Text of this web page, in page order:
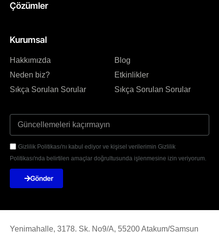
Çözümler
Kurumsal
Hakkımızda
Neden biz?
Sıkça Sorulan Sorular
Blog
Etkinlikler
Sıkça Sorulan Sorular
Gizlilik Politikası'nı kabul ediyor ve kişisel verilerimin Gizlilik
Politikası'nda belirtilen amaçlar doğrultusunda işlenmesine izin veriyorum.
Gönder
Yenimahalle, 3178. Sk. No9/A, 55200 Atakum/Samsun